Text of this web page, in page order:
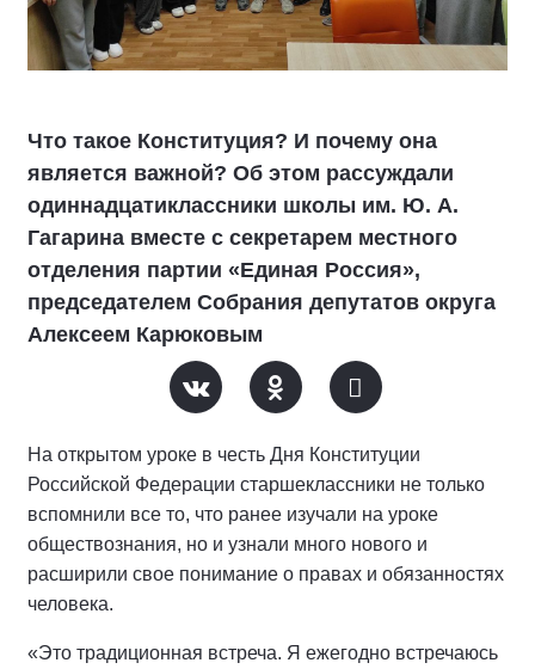
Что такое Конституция? И почему она
является важной? Об этом рассуждали
одиннадцатиклассники школы им. Ю. А.
Гагарина вместе с секретарем местного
отделения партии «Единая Россия»,
председателем Собрания депутатов округа
Алексеем Карюковым
На открытом уроке в честь Дня Конституции
Российской Федерации старшеклассники не только
вспомнили все то, что ранее изучали на уроке
обществознания, но и узнали много нового и
расширили свое понимание о правах и обязанностях
человека.
«Это традиционная встреча. Я ежегодно встречаюсь